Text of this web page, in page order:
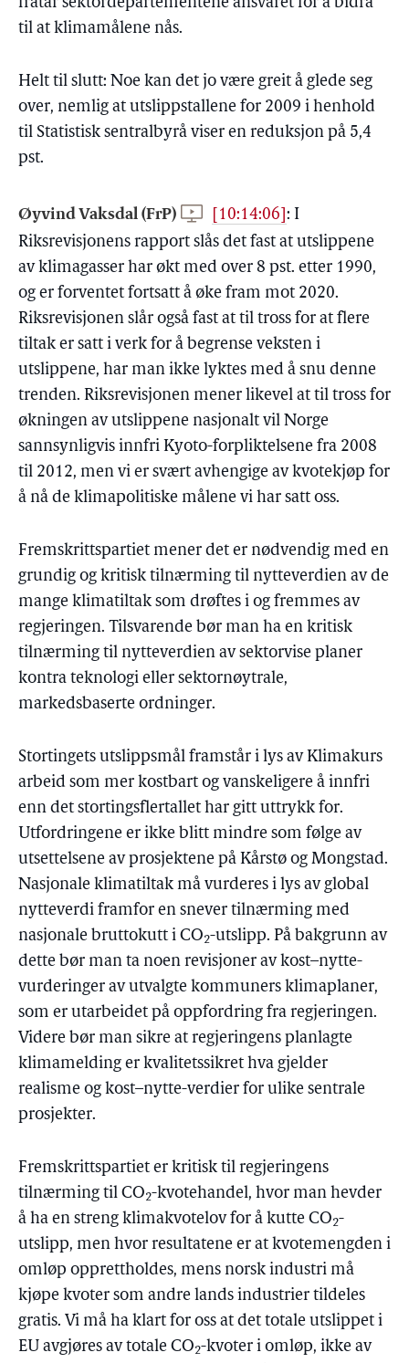
til at klimamålene nås.
Helt til slutt: Noe kan det jo være greit å glede seg
over, nemlig at utslippstallene for 2009 i henhold
til Statistisk sentralbyrå viser en reduksjon på 5,4
pst.
Øyvind Vaksdal (FrP) [10:14:06] : I
Riksrevisjonens rapport slås det fast at utslippene
av klimagasser har økt med over 8 pst. etter 1990,
og er forventet fortsatt å øke fram mot 2020.
Riksrevisjonen slår også fast at til tross for at flere
tiltak er satt i verk for å begrense veksten i
utslippene, har man ikke lyktes med å snu denne
trenden. Riksrevisjonen mener likevel at til tross for
økningen av utslippene nasjonalt vil Norge
sannsynligvis innfri Kyoto-forpliktelsene fra 2008
til 2012, men vi er svært avhengige av kvotekjøp for
å nå de klimapolitiske målene vi har satt oss.
Fremskrittspartiet mener det er nødvendig med en
grundig og kritisk tilnærming til nytteverdien av de
mange klimatiltak som drøftes i og fremmes av
regjeringen. Tilsvarende bør man ha en kritisk
tilnærming til nytteverdien av sektorvise planer
kontra teknologi eller sektornøytrale,
markedsbaserte ordninger.
Stortingets utslippsmål framstår i lys av Klimakurs
arbeid som mer kostbart og vanskeligere å innfri
enn det stortingsflertallet har gitt uttrykk for.
Utfordringene er ikke blitt mindre som følge av
utsettelsene av prosjektene på Kårstø og Mongstad.
Nasjonale klimatiltak må vurderes i lys av global
nytteverdi framfor en snever tilnærming med
nasjonale bruttokutt i CO2-utslipp. På bakgrunn av
dette bør man ta noen revisjoner av kost–nytte-
vurderinger av utvalgte kommuners klimaplaner,
som er utarbeidet på oppfordring fra regjeringen.
Videre bør man sikre at regjeringens planlagte
klimamelding er kvalitetssikret hva gjelder
realisme og kost–nytte-verdier for ulike sentrale
prosjekter.
Fremskrittspartiet er kritisk til regjeringens
tilnærming til CO2-kvotehandel, hvor man hevder
å ha en streng klimakvotelov for å kutte CO2-
utslipp, men hvor resultatene er at kvotemengden i
omløp opprettholdes, mens norsk industri må
kjøpe kvoter som andre lands industrier tildeles
gratis. Vi må ha klart for oss at det totale utslippet i
EU avgjøres av totale CO2-kvoter i omløp, ikke av